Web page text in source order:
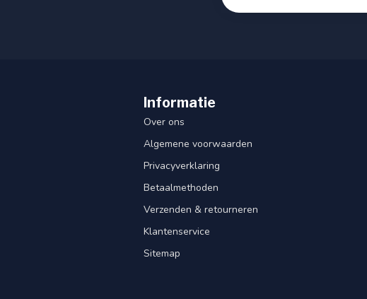
Informatie
Over ons
Algemene voorwaarden
Privacyverklaring
Betaalmethoden
Verzenden & retourneren
Klantenservice
Sitemap